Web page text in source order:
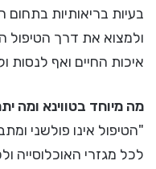
בעיות בריאותיות
ולמצוא את דרך
איכות החיים ואף לנסות
מה מיוחד בטווינא ומה
"הטיפול אינו פולשני
לכל מגזרי האוכלוסייה